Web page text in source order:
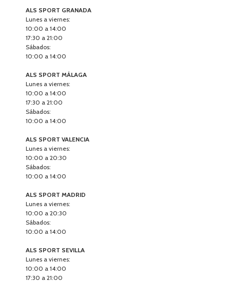
ALS SPORT GRANADA
Lunes a viernes:
10:00 a 14:00
17:30 a 21:00
Sábados:
10:00 a 14:00
ALS SPORT MÁLAGA
Lunes a viernes:
10:00 a 14:00
17:30 a 21:00
Sábados:
10:00 a 14:00
ALS SPORT VALENCIA
Lunes a viernes:
10:00 a 20:30
Sábados:
10:00 a 14:00
ALS SPORT MADRID
Lunes a viernes:
10:00 a 20:30
Sábados:
10:00 a 14:00
ALS SPORT SEVILLA
Lunes a viernes:
10:00 a 14:00
17:30 a 21:00